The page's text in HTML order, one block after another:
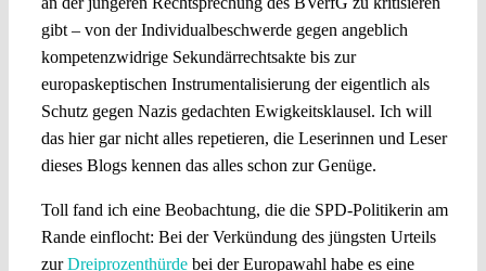
gibt – von der Individualbeschwerde gegen angeblich
kompetenzwidrige Sekundärrechtsakte bis zur
europaskeptischen Instrumentalisierung der eigentlich als
Schutz gegen Nazis gedachten Ewigkeitsklausel. Ich will
das hier gar nicht alles repetieren, die Leserinnen und Leser
dieses Blogs kennen das alles schon zur Genüge.
Toll fand ich eine Beobachtung, die die SPD-Politikerin am
Rande einflocht: Bei der Verkündung des jüngsten Urteils
zurDreiprozenthürdebei der Europawahl habe es eine